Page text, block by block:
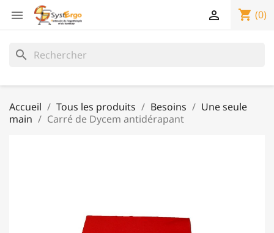
 shopping_cart (0)

search
Accueil Tous les produits Besoins
Une seule
main
Carré de Dycem antidérapant